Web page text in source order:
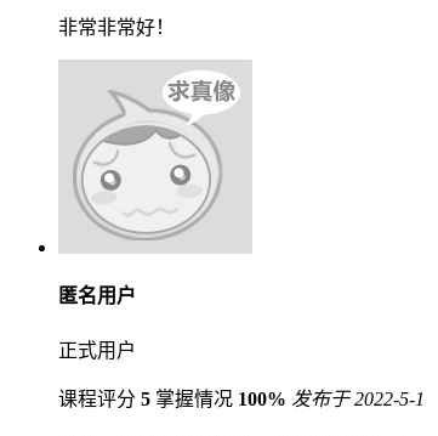
非常非常好！
匿名用户
正式用户
课程评分 5 掌握情况 100% 发布于 2022-5-1